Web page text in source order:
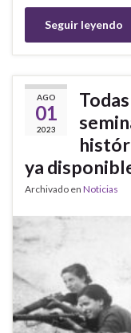
Seguir leyendo
AGO
01
2023
ya
Archivado en Noticias